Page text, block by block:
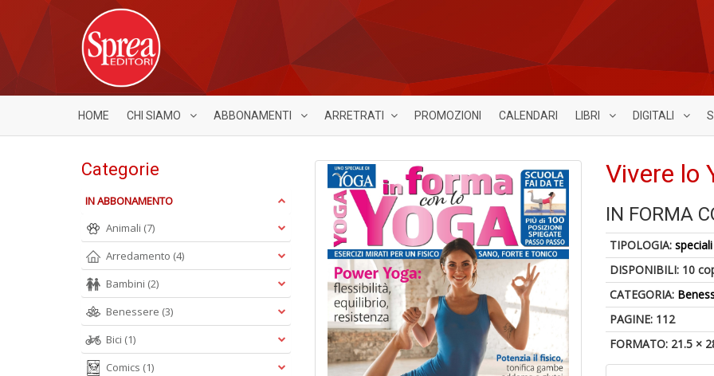
HOME CHI SIAMO ABBONAMENTI ARRETRATI PROMOZIONI CALENDARI LIBRI DIGITALI
Vivere lo
IN FORMA
TIPOLOGIA:speciali
DISPONIBILI: 10
CATEGORIA:
PAGINE: 112
FORMATO: 21.5 ×
Categorie
IN ABBONAMENTO
Animali (7)
Arredamento (4)
Bambini (2)
Benessere (3)
Bici (1)
Comics (1)